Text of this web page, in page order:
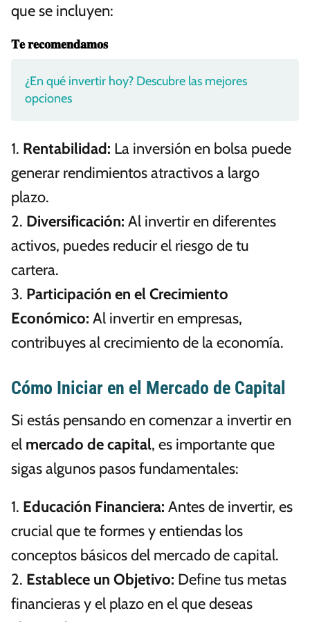
que se incluyen:
𝐓𝐞 𝐫𝐞𝐜𝐨𝐦𝐞𝐧𝐝𝐚𝐦𝐨𝐬
¿En qué invertir hoy? Descubre las mejores
opciones
1. Rentabilidad: La inversión en bolsa puede
generar rendimientos atractivos a largo
plazo.
2. Diversificación: Al invertir en diferentes
activos, puedes reducir el riesgo de tu
cartera.
3. Participación en el Crecimiento
Económico: Al invertir en empresas,
contribuyes al crecimiento de la economía.
Cómo Iniciar en el Mercado de Capital
Si estás pensando en comenzar a invertir en
el mercado de capital, es importante que
sigas algunos pasos fundamentales:
1. Educación Financiera: Antes de invertir, es
crucial que te formes y entiendas los
conceptos básicos del mercado de capital.
2. Establece un Objetivo: Define tus metas
financieras y el plazo en el que deseas